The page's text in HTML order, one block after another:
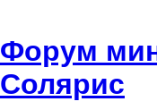
Форум
Солярис